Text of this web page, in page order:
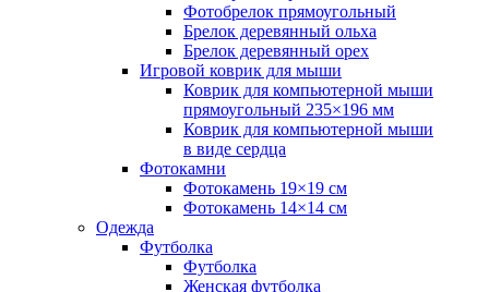
Фотобрелок прямоугольный
Брелок деревянный ольха
Брелок деревянный орех
Игровой коврик для мыши
Коврик для компьютерной мыши
прямоугольный 235×196 мм
Коврик для компьютерной мыши
в виде сердца
Фотокамни
Фотокамень 19×19 см
Фотокамень 14×14 см
Одежда
Футболка
Футболка
Женская футболка